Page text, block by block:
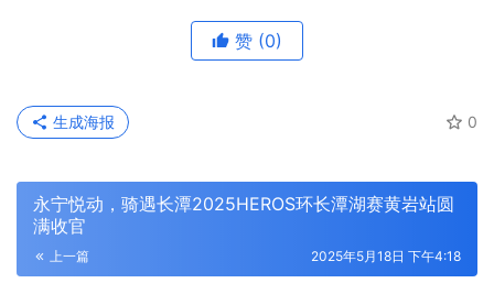
赞 (0)
0
生成海报
永宁悦动，骑遇长潭2025HEROS环长潭湖赛黄岩站圆
满收官
上一篇 2025年5月18日 下午4:18